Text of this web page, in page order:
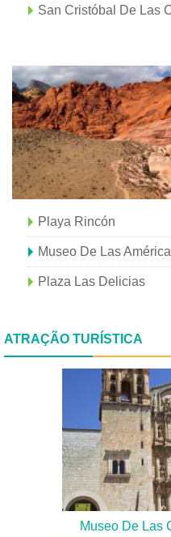
San Cristóbal De Las
Playa Rincón
Museo De Las
Plaza Las Delicias
ATRAÇÃO TURÍSTICA
Museo De Las